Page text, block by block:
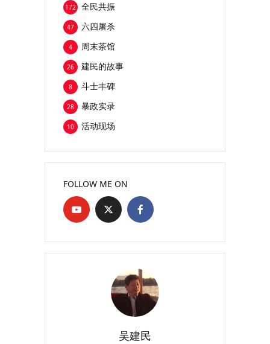
全民共振
172
六四屠杀
47
周末茶馆
4
建民的故事
26
斗士丰碑
8
暴政实录
28
活动现场
10
FOLLOW ME ON
吴建民